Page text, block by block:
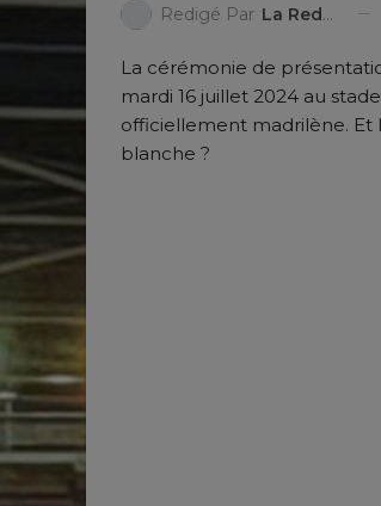
Redigé Par La Redaction
La cérémonie de
mardi 16 juillet 2024 au
officiellement madrilène. Et
blanche ?